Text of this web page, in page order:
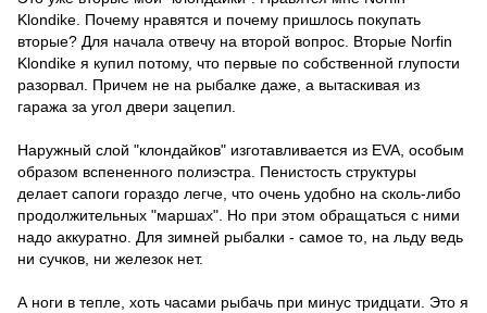
Klondike. Почему нравятся и почему пришлось покупать
вторые? Для начала отвечу на второй вопрос. Вторые Norfin
Klondike я купил потому, что первые по собственной глупости
разорвал. Причем не на рыбалке даже, а вытаскивая из
гаража за угол двери зацепил.
Наружный слой "клондайков" изготавливается из EVA, особым
образом вспененного полиэстра. Пенистость структуры
делает сапоги гораздо легче, что очень удобно на сколь-либо
продолжительных "маршах". Но при этом обращаться с ними
надо аккуратно. Для зимней рыбалки - самое то, на льду ведь
ни сучков, ни железок нет.
А ноги в тепле, хоть часами рыбачь при минус тридцати. Это я